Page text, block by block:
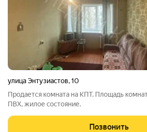
улица Энтузиастов,10
Продается комната на КПТ. Площадь
ПВХ, жилое состояние.
Позвонить